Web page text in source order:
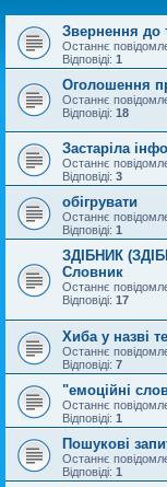
Звернення до
Останнє
Відповіді: 1
Оголошення
Останнє
Відповіді: 18
Застаріла
Останнє
Відповіді: 3
обігрувати
Останнє
Відповіді: 1
ЗДІБНИК
Словник
Останнє
Відповіді: 17
Хиба у назві
Останнє
Відповіді: 7
"емоційні
Останнє
Відповіді: 1
Пошукові
Останнє
Відповіді: 1